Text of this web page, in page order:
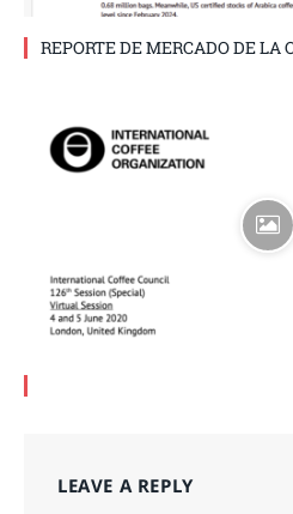
REPORTE DE MERCADO DE
LEAVE A REPLY